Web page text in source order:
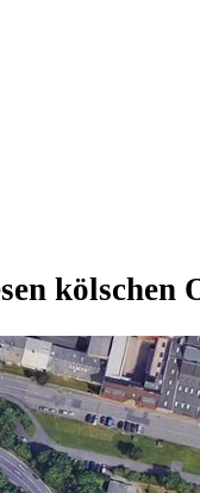
kölschen